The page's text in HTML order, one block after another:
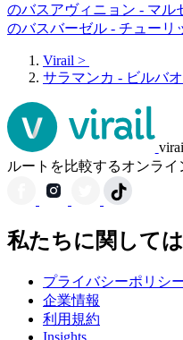
のバスアヴィニョン - マル
のバスバーゼル - チューリ
Virail >
サラマンカ - ビルバ
ルートを比較するオンライ
私たちに関しては
プライバシーポリシ
企業情報
利用規約
Insights